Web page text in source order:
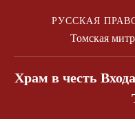
РУССКАЯ
Томская
Храм в честь